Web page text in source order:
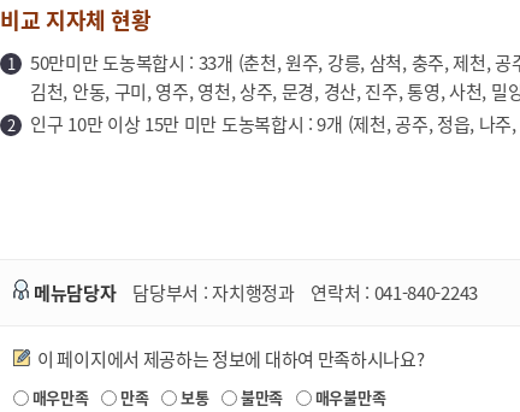
비교 지자체 현황
50만미만 도농복합시 : 33개 (춘천, 원주, 강릉, 삼척, 충주, 제천,
김천, 안동, 구미, 영주, 영천, 상주, 문경, 경산, 진주, 통영, 사천, 밀
인구 10만 이상 15만 미만 도농복합시 : 9개 (제천, 공주, 정읍, 나
메뉴담당자 담당부서 :자치행정과 연락처 : 041-840-2243
만족도조사
이 페이지에서 제공하는 정보에 대하여 만족하시나요?
매우만족 만족 보통 불만족 매우불만족